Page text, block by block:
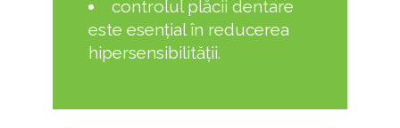
controlul plăcii dentare
este esențial în reducerea
hipersensibilității.